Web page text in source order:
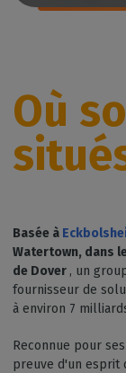
Où
Basée à
Watertown, dans
de Dover , un
fournisseur de
à environ 7
Reconnue pour
preuve d'un esprit